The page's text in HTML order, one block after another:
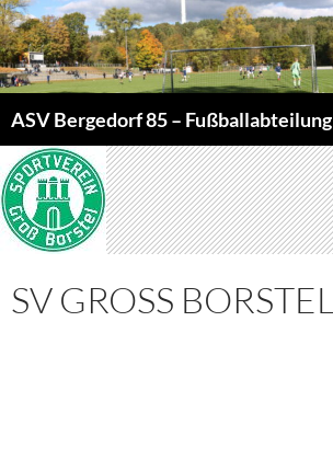
Zum
Inhalt
springen
ASV Bergedorf 85 – Fußballabteilung
SV GROSS BORSTEL 5